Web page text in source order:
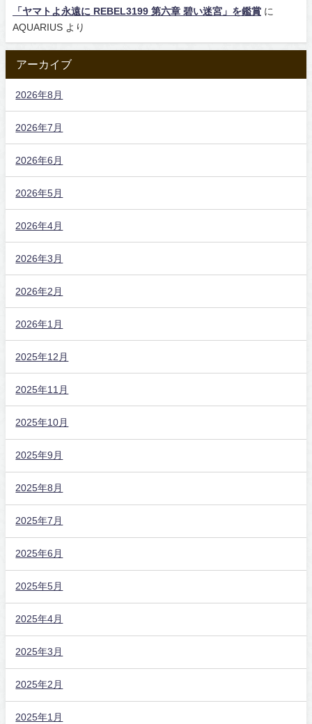
「ヤマトよ永遠に REBEL3199 第六章 碧い迷宮」を鑑賞 に
AQUARIUS より
アーカイブ
2026年8月
2026年7月
2026年6月
2026年5月
2026年4月
2026年3月
2026年2月
2026年1月
2025年12月
2025年11月
2025年10月
2025年9月
2025年8月
2025年7月
2025年6月
2025年5月
2025年4月
2025年3月
2025年2月
2025年1月